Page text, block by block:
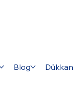
Blog Dükkan